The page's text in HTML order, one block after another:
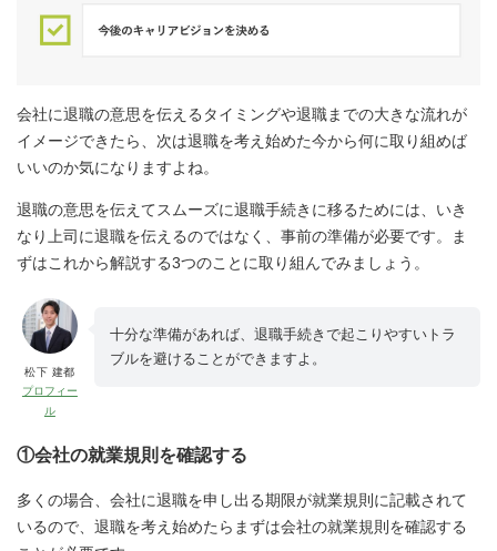
会社に退職の意思を伝えるタイミングや退職までの大きな流れが
イメージできたら、次は退職を考え始めた今から何に取り組めば
いいのか気になりますよね。
退職の意思を伝えてスムーズに退職手続きに移るためには、いき
なり上司に退職を伝えるのではなく、事前の準備が必要です。ま
ずはこれから解説する3つのことに取り組んでみましょう。
松下 建都
プロフィー
ル
十分な準備があれば、退職手続きで起こりやすいトラ
ブルを避けることができますよ。
①会社の就業規則を確認する
多くの場合、会社に退職を申し出る期限が就業規則に記載されて
いるので、退職を考え始めたらまずは会社の就業規則を確認する